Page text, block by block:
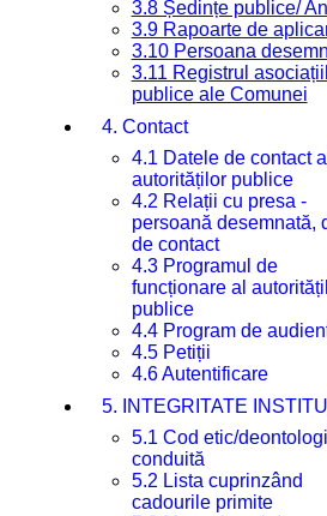
3.8 Ședințe publice/
3.9 Rapoarte de
3.10 Persoana
3.11 Registrul
publice ale Comunei
4. Contact
4.1 Datele de contact
autorităților publice
4.2 Relații cu presa -
persoană desemnată,
de contact
4.3 Programul de
funcționare al
publice
4.4 Program de
4.5 Petiții
4.6 Autentificare
5. INTEGRITATE
5.1 Cod etic/
conduită
5.2 Lista cuprinzând
cadourile primite